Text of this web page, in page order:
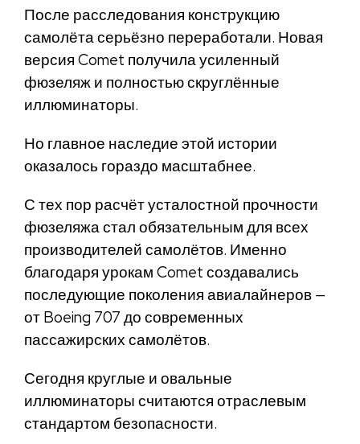
После расследования конструкцию
самолёта серьёзно переработали. Новая
версия Comet получила усиленный
фюзеляж и полностью скруглённые
иллюминаторы.
Но главное наследие этой истории
оказалось гораздо масштабнее.
С тех пор расчёт усталостной прочности
фюзеляжа стал обязательным для всех
производителей самолётов. Именно
благодаря урокам Comet создавались
последующие поколения авиалайнеров —
от Boeing 707 до современных
пассажирских самолётов.
Сегодня круглые и овальные
иллюминаторы считаются отраслевым
стандартом безопасности.